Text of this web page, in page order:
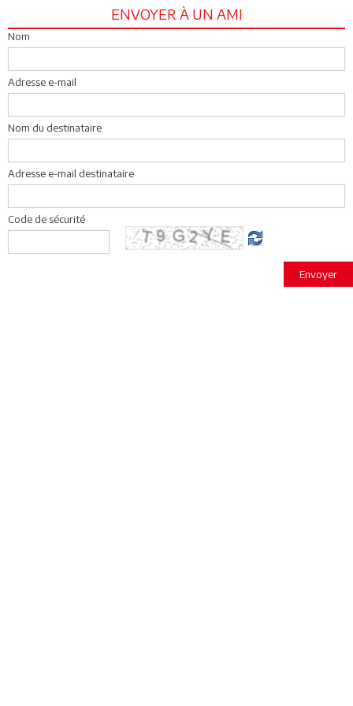
ENVOYER À UN AMI
Nom
Adresse e-mail
Nom du destinataire
Adresse e-mail destinataire
Code de sécurité
Envoyer